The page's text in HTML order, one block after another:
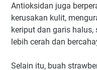
Antioksidan juga
kerusakan kulit,
keriput dan garis
lebih cerah dan
Selain itu, buah